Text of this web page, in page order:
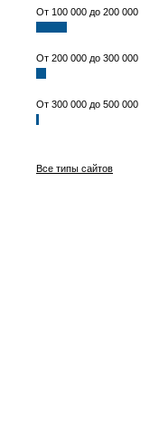
От 100 000 до 200 000
От 200 000 до 300 000
От 300 000 до 500 000
Все типы сайтов